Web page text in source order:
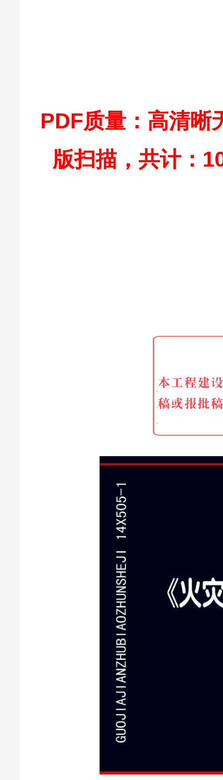
PDF质量：高清晰
版扫描，共计：